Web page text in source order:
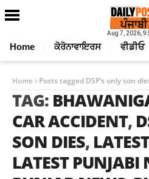
Aug 7, 2026,
Home ਕੋਰੋਨਾਵਾਇਰਸ ਵੀਡੀਓ
Home Posts tagged DSP’s only son
TAG:
CAR ACCIDENT,
SON DIES,
LATEST PUNJABI